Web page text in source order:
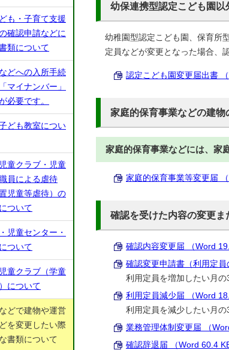
幼保連携型認定こども園
幼稚園型認定こども園、保育所
定員などが変更となった場合、
認定こども園変更届出書
家庭的保育事業などの建
家庭的保育事業などには、家
家庭的保育事業等変更届
確認を受けた内容の変更
確認内容変更届 （Word
確認変更申請書（利用定員
利用定員を増加したい月の
利用定員減少届 （Word
利用定員を減少したい月の
業務管理体制変更届 （
確認辞退届 （Word 60.4 KB
も・子育て支援
確認申請などに
類について
どへの入所手続
マイナンバー」
必要です。
ども教室につい
童クラブ・児童
員による虐待
置児童等虐待）の
ついて
児童センター・
ついて
童クラブ（学童
について
どで建物や運営
を変更したい際
書類について